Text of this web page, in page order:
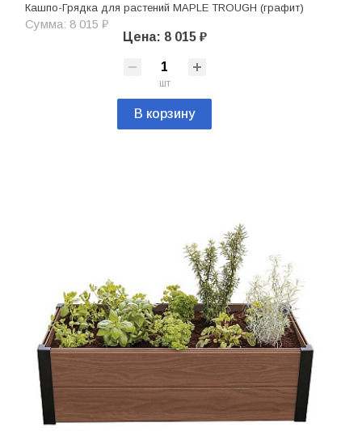
Кашпо-Грядка для растений MAPLE TROUGH (графит)
Сумма: 8 015 ₽
Цена: 8 015 ₽
шт
В корзину